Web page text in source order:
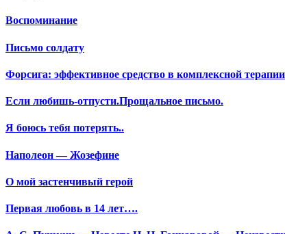
Воспоминание
Письмо солдату
Форсига: эффективное средство в комплексной
Если любишь-отпусти.Прощальное письмо.
Я боюсь тебя потерять..
Наполеон — Жозефине
О мой застенчивый герой
Первая любовь в 14 лет….